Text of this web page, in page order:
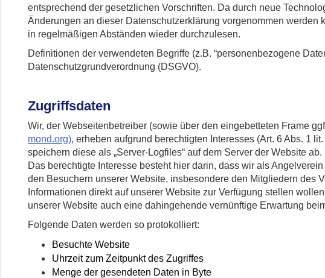
entsprechend der gesetzlichen Vorschriften. Da durch neue
Änderungen an dieser Datenschutzerklärung vorgenommen
in regelmäßigen Abständen wieder durchzulesen.
Definitionen der verwendeten Begriffe (z.B. “personenbezogene
Datenschutzgrundverordnung (DSGVO).
Zugriffsdaten
Wir, der Webseitenbetreiber (sowie über den eingebetteten Frame
mond.org), erheben aufgrund berechtigten Interesses (Art. 6 Abs. 1
speichern diese als „Server-Logfiles“ auf dem Server der Website ab.
Das berechtigte Interesse besteht hier darin, dass wir als
den Besuchern unserer Website, insbesondere den Mitgliedern des
Informationen direkt auf unserer Website zur Verfügung stellen
unserer Website auch eine dahingehende vernünftige Erwartung
Folgende Daten werden so protokolliert:
Besuchte Website
Uhrzeit zum Zeitpunkt des Zugriffes
Menge der gesendeten Daten in Byte